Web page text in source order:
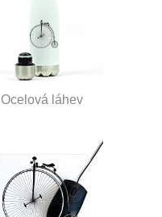
Ocelová láhev